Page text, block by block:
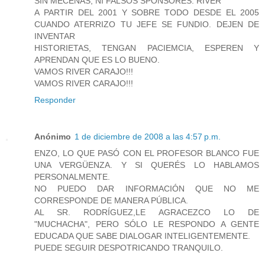
A PARTIR DEL 2001 Y SOBRE TODO DESDE EL 2005
CUANDO ATERRIZO TU JEFE SE FUNDIO. DEJEN DE
INVENTAR
HISTORIETAS, TENGAN PACIEMCIA, ESPEREN Y
APRENDAN QUE ES LO BUENO.
VAMOS RIVER CARAJO!!!
VAMOS RIVER CARAJO!!!
Responder
Anónimo 1 de diciembre de 2008 a las 4:57 p.m.
ENZO, LO QUE PASÓ CON EL PROFESOR BLANCO FUE
UNA VERGÜENZA. Y SI QUERÉS LO HABLAMOS
PERSONALMENTE.
NO PUEDO DAR INFORMACIÓN QUE NO ME
CORRESPONDE DE MANERA PÚBLICA.
AL SR. RODRÍGUEZ,LE AGRACEZCO LO DE
"MUCHACHA", PERO SÓLO LE RESPONDO A GENTE
EDUCADA QUE SABE DIALOGAR INTELIGENTEMENTE.
PUEDE SEGUIR DESPOTRICANDO TRANQUILO.